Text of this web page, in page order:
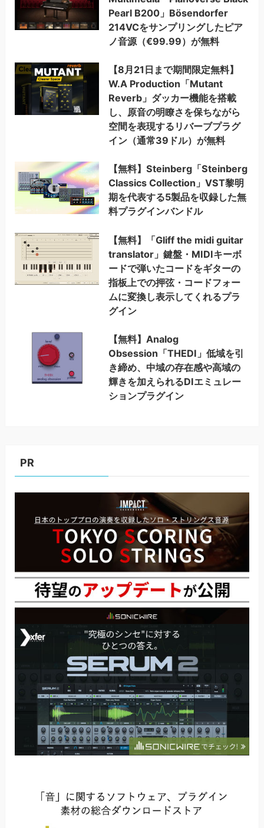
Pearl B200」Bösendorfer
214VCをサンプリングしたピア
ノ音源（€99.99）が無料
【8月21日まで期間限定無料】
W.A Production「Mutant
Reverb」ダッカー機能を搭載
し、原音の明瞭さを保ちながら
空間を表現するリバーブプラグ
イン（通常39ドル）が無料
【無料】Steinberg「Steinberg
Classics Collection」VST黎明
期を代表する5製品を収録した無
料プラグインバンドル
【無料】「Gliff the midi guitar
translator」鍵盤・MIDIキーボ
ードで弾いたコードをギターの
指板上での押弦・コードフォー
ムに変換し表示してくれるプラ
グイン
【無料】Analog
Obsession「THEDI」低域を引
き締め、中域の存在感や高域の
輝きを加えられるDIエミュレー
ションプラグイン
PR